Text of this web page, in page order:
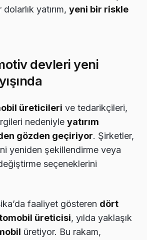
yatırım, yeni bir riskle
devleri yeni
üreticileri ve tedarikçileri,
nedeniyle yatırım
gözden geçiriyor. Şirketler,
yeniden şekillendirme veya
seçeneklerini
faaliyet gösteren dört
üreticisi, yılda yaklaşık
üretiyor. Bu rakam,